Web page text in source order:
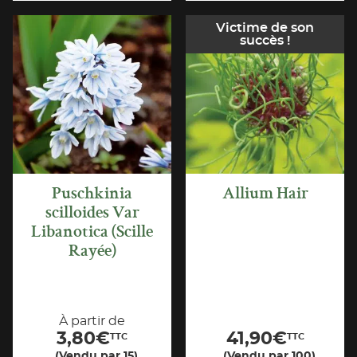
Puschkinia
scilloides Var
Libanotica (Scille
Rayée)
À partir de
3,80€TTC
APERÇU
RAPIDE
Victime de son
succès !
Allium Hair
41,90€TTC
APERÇU
RAPIDE